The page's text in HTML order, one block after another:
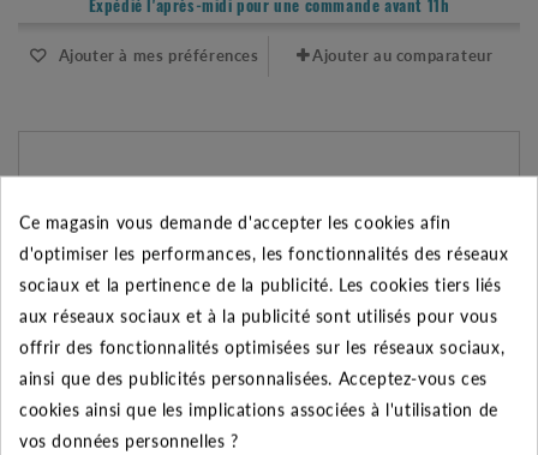
Expédié l'après-midi pour une commande avant 11h
Ajouter à mes préférences Ajouter au comparateur
Ce magasin vous demande d'accepter les cookies afin
d'optimiser les performances, les fonctionnalités des réseaux
sociaux et la pertinence de la publicité. Les cookies tiers liés
aux réseaux sociaux et à la publicité sont utilisés pour vous
offrir des fonctionnalités optimisées sur les réseaux sociaux,
ainsi que des publicités personnalisées. Acceptez-vous ces
cookies ainsi que les implications associées à l'utilisation de
vos données personnelles ?